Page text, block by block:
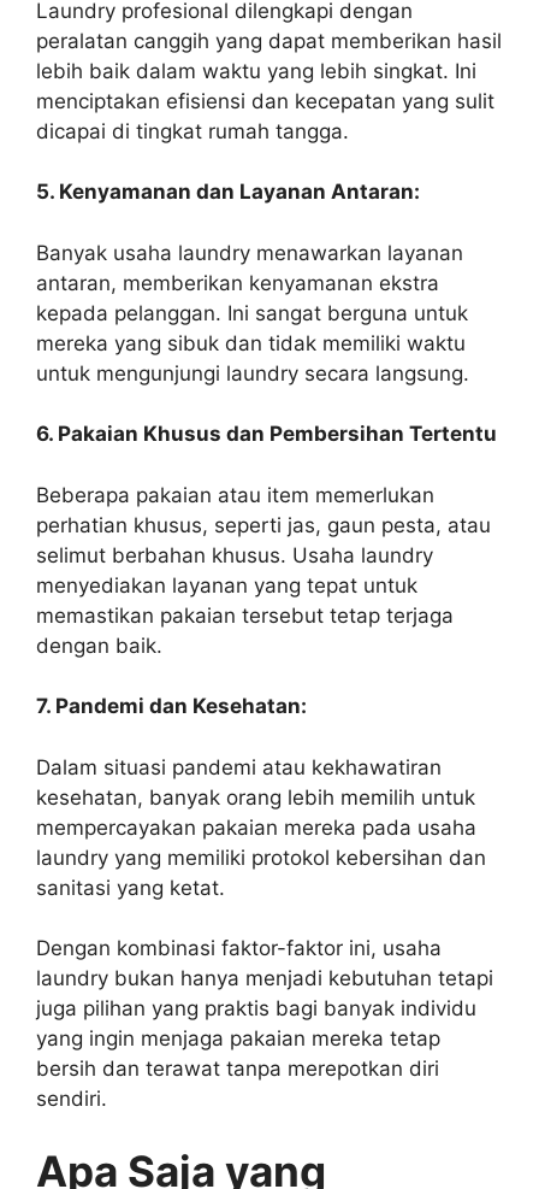
Laundry profesional dilengkapi dengan
peralatan canggih yang dapat memberikan hasil
lebih baik dalam waktu yang lebih singkat. Ini
menciptakan efisiensi dan kecepatan yang sulit
dicapai di tingkat rumah tangga.
5. Kenyamanan dan Layanan Antaran:
Banyak usaha laundry menawarkan layanan
antaran, memberikan kenyamanan ekstra
kepada pelanggan. Ini sangat berguna untuk
mereka yang sibuk dan tidak memiliki waktu
untuk mengunjungi laundry secara langsung.
6. Pakaian Khusus dan Pembersihan Tertentu
Beberapa pakaian atau item memerlukan
perhatian khusus, seperti jas, gaun pesta, atau
selimut berbahan khusus. Usaha laundry
menyediakan layanan yang tepat untuk
memastikan pakaian tersebut tetap terjaga
dengan baik.
7. Pandemi dan Kesehatan:
Dalam situasi pandemi atau kekhawatiran
kesehatan, banyak orang lebih memilih untuk
mempercayakan pakaian mereka pada usaha
laundry yang memiliki protokol kebersihan dan
sanitasi yang ketat.
Dengan kombinasi faktor-faktor ini, usaha
laundry bukan hanya menjadi kebutuhan tetapi
juga pilihan yang praktis bagi banyak individu
yang ingin menjaga pakaian mereka tetap
bersih dan terawat tanpa merepotkan diri
sendiri.
Apa Saja yang